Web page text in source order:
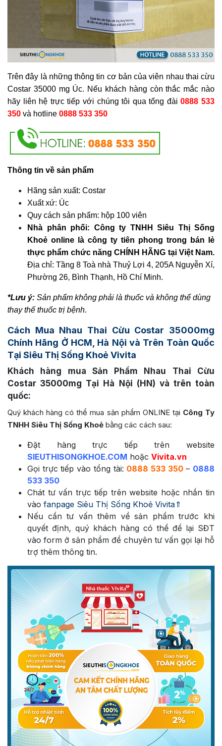
Trên đây là những thông tin cơ bản của viên nhau thai cừu
Costar 35000 mg Úc. Nếu khách hàng còn thắc mắc nào
hãy liên hệ trực tiếp với chúng tôi qua tổng đài0888 533
350 và hotline 0888 533 350
Thông tin về sản phẩm
Hãng sản xuất: Costar
Xuất xứ: Úc
Quy cách sản phẩm: hộp 100 viên
Nhà phân phối: Công ty TNHH Siêu Thị Sống
Khoẻ online là công ty tiên phong trong bán lẻ
thực phẩm chức năng CHÍNH HÃNG tại Việt Nam.
Địa chỉ: Tầng 8 Toà nhà Thuỷ Lợi 4, 205A Nguyễn Xí,
Phường 26, Bình Thạnh, Hồ Chí Minh.
*Lưu ý: Sản phẩm không phải là thuốc và không thể dùng
thay thế thuốc trị bệnh.
Cách Mua Nhau Thai Cừu Costar 35000mg
Chính Hãng Ở HCM, Hà Nội và Trên Toàn Quốc
Tại Siêu Thị Sống Khoẻ Vivita
Khách hàng mua Sản Phẩm Nhau Thai Cừu
Costar 35000mg Tại Hà Nội (HN) và trên toàn
quốc:
Quý khách hàng có thể mua sản phẩm ONLINE tại Công Ty
TNHH Siêu Thị Sống Khoẻ bằng các cách sau:
Đặt hàng trực tiếp trên website
SIEUTHISONGKHOE.COM hoặc Vivita.vn
Gọi trực tiếp vào tổng tài: 0888 533 350– 0888
533 350
Chát tư vấn trực tiếp trên website hoặc nhắn tin
vào fanpage Siêu Thị Sống Khoẻ Vivita⇑
Nếu cần tư vấn thêm về sản phẩm trước khi
quyết định, quý khách hàng có thể để lại SĐT
vào form ở sản phẩm để chuyên tư vấn gọi lại hỗ
trợ thêm thông tin.